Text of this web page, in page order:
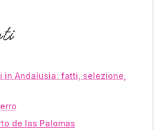
in Andalusia: fatti, selezione,
de las Palomas